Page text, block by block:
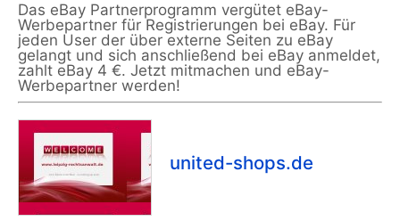
Das eBay Partnerprogramm vergütet eBay-
Werbepartner für Registrierungen bei eBay. Für
jeden User der über externe Seiten zu eBay
gelangt und sich anschließend bei eBay anmeldet,
zahlt eBay 4 €. Jetzt mitmachen und eBay-
Werbepartner werden!
united-shops.de